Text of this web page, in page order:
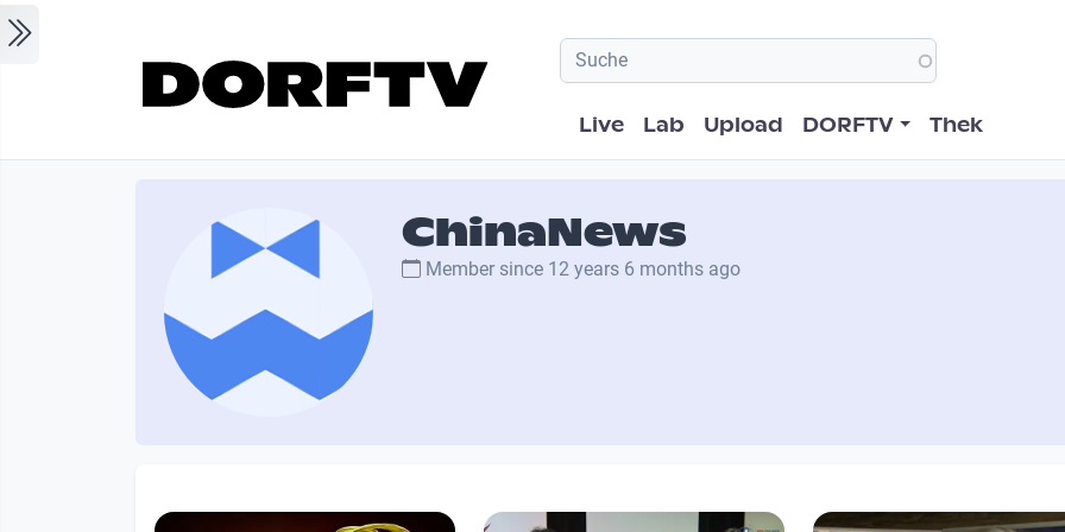
Hauptnavigation
Live Lab Upload DORFTV Thek
ChinaNews
Member since 12 years 6 months ago